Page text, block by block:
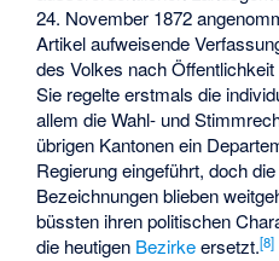
24. November 1872
Artikel aufweisende
des Volkes nach
Sie regelte erstmals die
allem die Wahl- und
übrigen Kantonen ein
Regierung eingeführt, doch
Bezeichnungen blieben
büssten ihren politischen
die heutigen Bezirkeersetzt.[8]